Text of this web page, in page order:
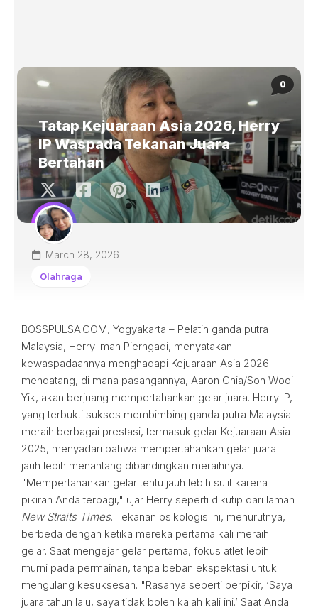
0
Tatap Kejuaraan Asia 2026, Herry
IP Waspada Tekanan Juara
Bertahan
March 28, 2026
Olahraga
BOSSPULSA.COM, Yogyakarta – Pelatih ganda putra
Malaysia, Herry Iman Pierngadi, menyatakan
kewaspadaannya menghadapi Kejuaraan Asia 2026
mendatang, di mana pasangannya, Aaron Chia/Soh Wooi
Yik, akan berjuang mempertahankan gelar juara. Herry IP,
yang terbukti sukses membimbing ganda putra Malaysia
meraih berbagai prestasi, termasuk gelar Kejuaraan Asia
2025, menyadari bahwa mempertahankan gelar juara
jauh lebih menantang dibandingkan meraihnya.
"Mempertahankan gelar tentu jauh lebih sulit karena
pikiran Anda terbagi," ujar Herry seperti dikutip dari laman
New Straits Times. Tekanan psikologis ini, menurutnya,
berbeda dengan ketika mereka pertama kali meraih
gelar. Saat mengejar gelar pertama, fokus atlet lebih
murni pada permainan, tanpa beban ekspektasi untuk
mengulang kesuksesan. "Rasanya seperti berpikir, ‘Saya
juara tahun lalu, saya tidak boleh kalah kali ini.’ Saat Anda